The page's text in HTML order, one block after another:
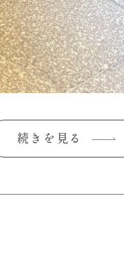
続きを見る